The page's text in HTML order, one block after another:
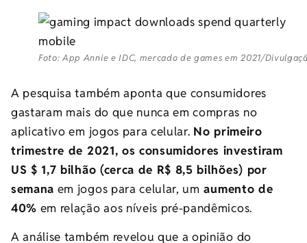
Foto: App Annie e IDC, mercado de games em 2021/
A pesquisa também aponta que consumidores
gastaram mais do que nunca em compras no
aplicativo em jogos para celular. No primeiro
trimestre de 2021, os consumidores investiram
US $ 1,7 bilhão (cerca de R$ 8,5 bilhões) por
semana em jogos para celular, um aumento de
40% em relação aos níveis pré-pandêmicos.
A análise também revelou que a opinião do